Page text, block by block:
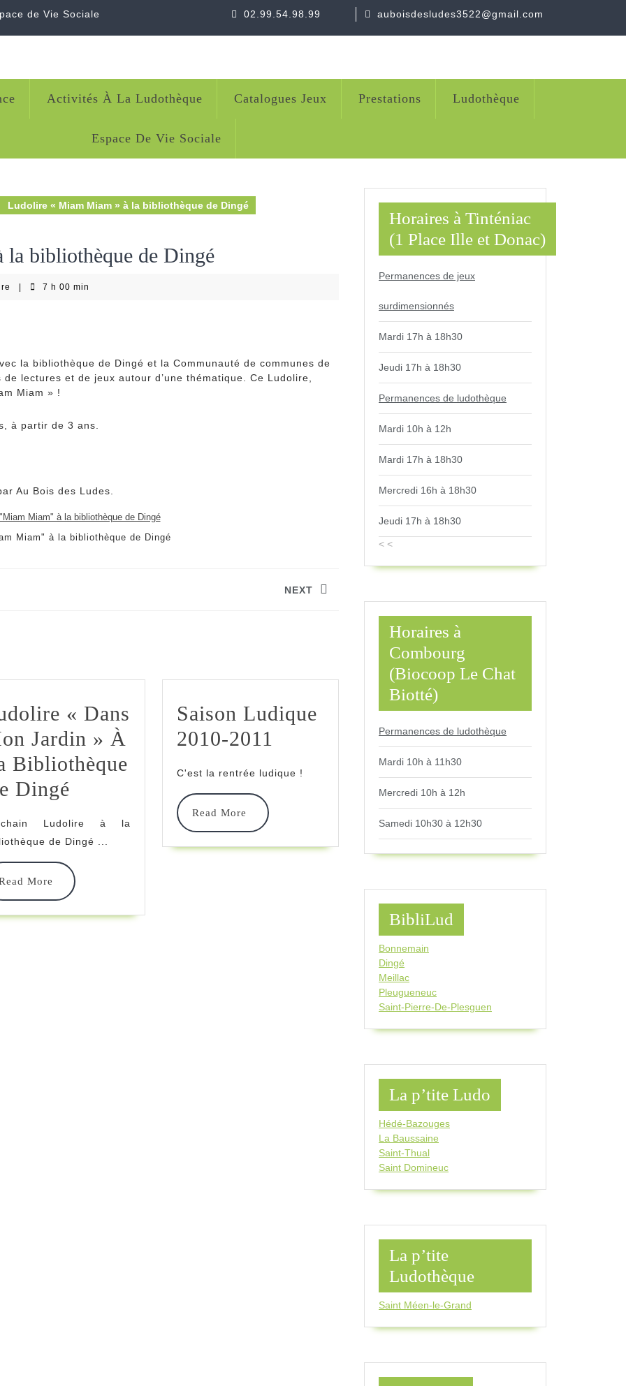
de Vie Sociale 02.99.54.98.99 auboisdesludes3522@gmail.com
Activités À La Ludothèque Catalogues Jeux Prestations Ludothèque
Espace De Vie Sociale
Ludolire « Miam Miam » à la bibliothèque de Dingé
bibliothèque de Dingé
| 7 h 00 min
la bibliothèque de Dingé et la Communauté de communes de
lectures et de jeux autour d’une thématique. Ce Ludolire,
Miam » !
à partir de 3 ans.
Au Bois des Ludes.
Miam" à la bibliothèque de Dingé
NEXT
« Dans
Jardin » À
Bibliothèque
DingéLudolire
Mon
Jardin »
À
La
Ludolire à la
de Dingé ...
More
Read
More
Saison Ludique
2010-2011
C'est la rentrée ludique !
Read More
Read
More
Horaires à Tinténiac
(1 Place Ille et Donac)
Permanences de jeux
surdimensionnés
Mardi 17h à 18h30
Jeudi 17h à 18h30
Permanences de ludothèque
Mardi 10h à 12h
Mardi 17h à 18h30
Mercredi 16h à 18h30
Jeudi 17h à 18h30
< <
Horaires à
Combourg
(Biocoop Le Chat
Biotté)
Permanences de ludothèque
Mardi 10h à 11h30
Mercredi 10h à 12h
Samedi 10h30 à 12h30
BibliLud
Bonnemain
Dingé
Meillac
Pleugueneuc
Saint-Pierre-De-Plesguen
La p’tite Ludo
Hédé-Bazouges
La Baussaine
Saint-Thual
Saint Domineuc
La p’tite
Ludothèque
Saint Méen-le-Grand